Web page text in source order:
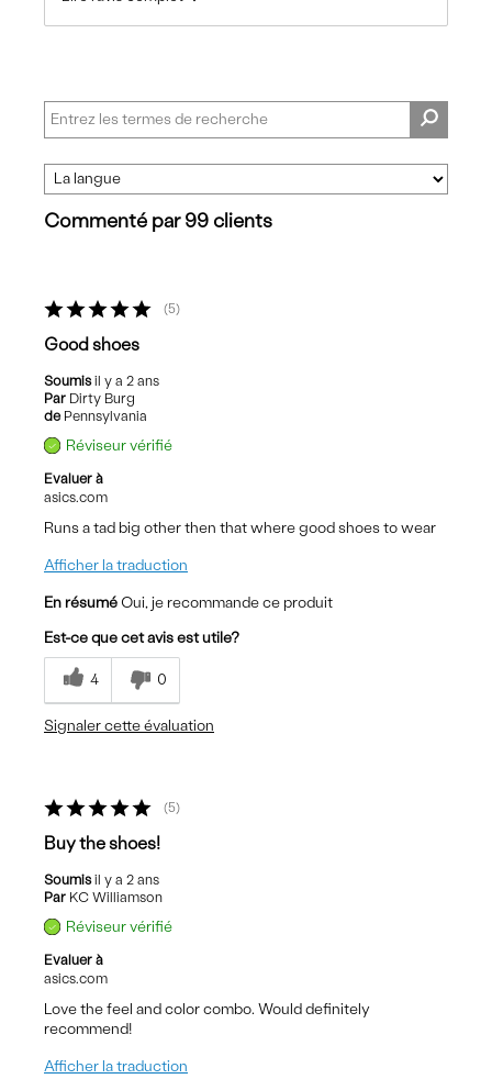
Commenté par 99 clients
5
Good shoes
Soumisil y a 2 ans
Par Dirty Burg
de Pennsylvania
Réviseur vérifié
Evaluer à
asics.com
Runs a tad big other then that where good shoes to wear
Afficher la traduction
En résumé Oui, je recommande ce produit
Est-ce que cet avis est utile?
4 0
Signaler cette évaluation
5
Buy the shoes!
Soumisil y a 2 ans
Par KC Williamson
Réviseur vérifié
Evaluer à
asics.com
Love the feel and color combo. Would definitely
recommend!
Afficher la traduction